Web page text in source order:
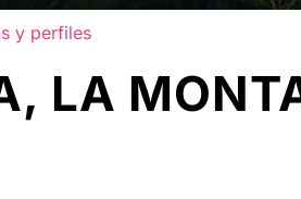
y perfiles
LA